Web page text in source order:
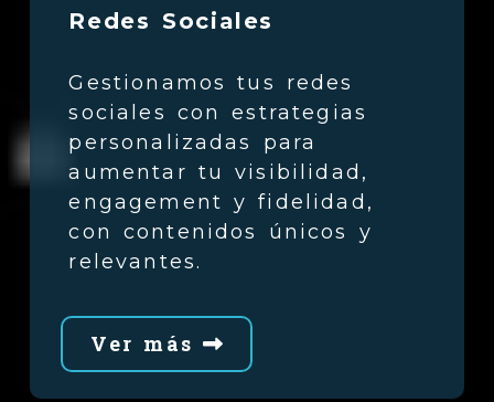
Redes Sociales
Gestionamos tus redes
sociales con estrategias
personalizadas para
aumentar tu visibilidad,
engagement y fidelidad,
con contenidos únicos y
relevantes.
Ver más